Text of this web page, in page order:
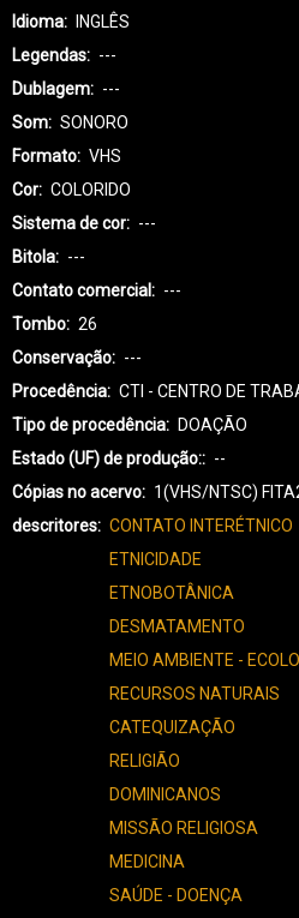
Idioma
INGLÊS
Legendas
---
Dublagem
---
Som
SONORO
Formato
VHS
Cor
COLORIDO
Sistema de cor
---
Bitola
---
Contato comercial
---
Tombo
26
Conservação
---
Procedência
CTI - CENTRO DE
Tipo de procedência
DOAÇÃO
Estado (UF) de produção:
--
Cópias no acervo
1(VHS/NTSC)
descritores
CONTATO INTERÉTNICO
ETNICIDADE
ETNOBOTÂNICA
DESMATAMENTO
MEIO AMBIENTE -
RECURSOS NATURAIS
CATEQUIZAÇÃO
RELIGIÃO
DOMINICANOS
MISSÃO RELIGIOSA
MEDICINA
SAÚDE - DOENÇA